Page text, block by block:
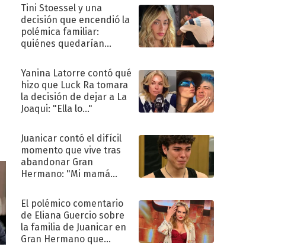
Tini Stoessel y una
decisión que encendió la
polémica familiar:
quiénes quedarían
Yanina Latorre contó qué
hizo que Luck Ra tomara
la decisión de dejar a La
Joaqui: "Ella lo..."
Juanicar contó el difícil
momento que vive tras
abandonar Gran
Hermano: "Mi mamá
El polémico comentario
de Eliana Guercio sobre
la familia de Juanicar en
Gran Hermano que